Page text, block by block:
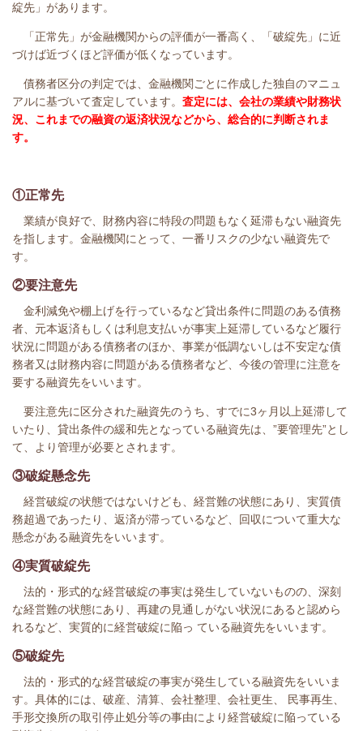
綻先」があります。
「正常先」が金融機関からの評価が一番高く、「破綻先」に近
づけば近づくほど評価が低くなっています。
債務者区分の判定では、金融機関ごとに作成した独自のマニュ
アルに基づいて査定しています。 査定には、会社の業績や財務状
況、これまでの融資の返済状況などから、総合的に判断されま
す。
①正常先
業績が良好で、財務内容に特段の問題もなく延滞もない融資先
を指します。 金融機関にとって、一番リスクの少ない融資先で
す。
②要注意先
金利減免や棚上げを行っているなど貸出条件に問題のある債務
者、元本返済もしくは利息支払いが事実上延滞しているなど履行
状況に問題がある債務者のほか、事業が低調ないしは不安定な債
務者又は財務内容に問題がある債務者など、今後の管理に注意を
要する融資先をいいます。
要注意先に区分された融資先のうち、すでに3ヶ月以上延滞して
いたり、貸出条件の緩和先となっている融資先は、”要管理先”とし
て、より管理が必要とされます。
③破綻懸念先
経営破綻の状態ではないけども、経営難の状態にあり、実質債
務超過であったり、返済が滞っているなど、回収について重大な
懸念がある融資先をいいます。
④実質破綻先
法的・形式的な経営破綻の事実は発生していないものの、深刻
な経営難の状態にあり、再建の見通しがない状況にあると認めら
れるなど、実質的に経営破綻に陥っ ている融資先をいいます。
⑤破綻先
法的・形式的な経営破綻の事実が発生している融資先をいいま
す。具体的には、破産、清算、会社整理、会社更生、 民事再生、
手形交換所の取引停止処分等の事由により経営破綻に陥っている